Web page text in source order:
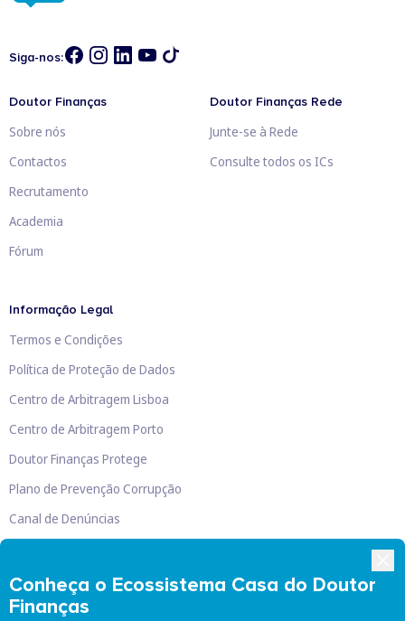
Conheça o Ecossistema Casa do Doutor
Finanças
Siga-nos:
Doutor Finanças
Sobre nós
Contactos
Recrutamento
Academia
Fórum
Doutor Finanças Rede
Junte-se à Rede
Consulte todos os ICs
Informação Legal
Termos e Condições
Política de Proteção de Dados
Centro de Arbitragem Lisboa
Centro de Arbitragem Porto
Doutor Finanças Protege
Plano de Prevenção Corrupção
Canal de Denúncias